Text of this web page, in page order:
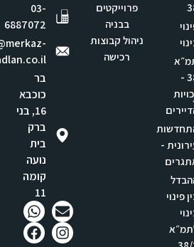
38 -
-
פינוי
פרוייקטים
בבניה
ניהול קבוצות
רכישה
03-
6887072
בר
כוכבא
16, בני
ברק
בית
נועה
קומה
11